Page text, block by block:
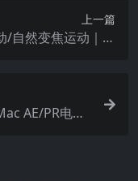
上一篇
/自然变焦运动｜一
AE/PR电影